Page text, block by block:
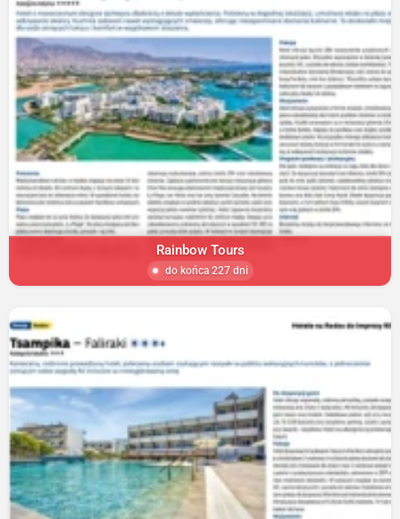
Rainbow Tours
do końca 227 dni